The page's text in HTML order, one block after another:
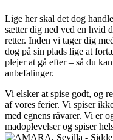
Lige her skal det dog
sætter dig ned ved en hvid
retter. Inden vi tager dig
dog på sin plads lige at
plejer at gå efter – så du
anbefalinger.
Vi elsker at spise godt, og
af vores ferier. Vi spiser
med egnens råvarer. Vi er
madoplevelser og spiser